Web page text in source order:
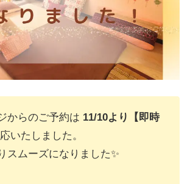
からのご予約は 11/10より【即時
いたしました。
スムーズになりました✨